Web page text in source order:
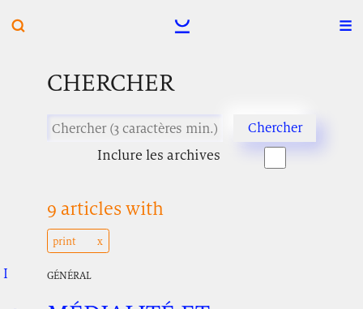
CHERCHER
Inclure les archives
9 articles with
print
I GÉNÉRAL